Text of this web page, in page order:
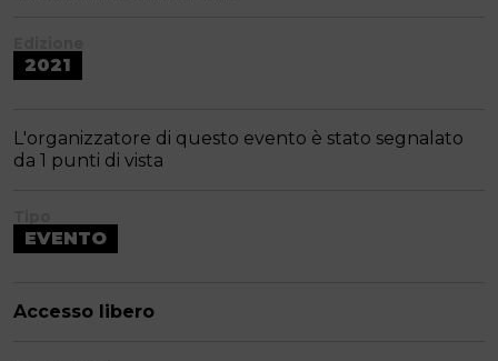
2021
L'organizzatore di questo evento è stato segnalato
da 1 punti di vista
EVENTO
Accesso libero